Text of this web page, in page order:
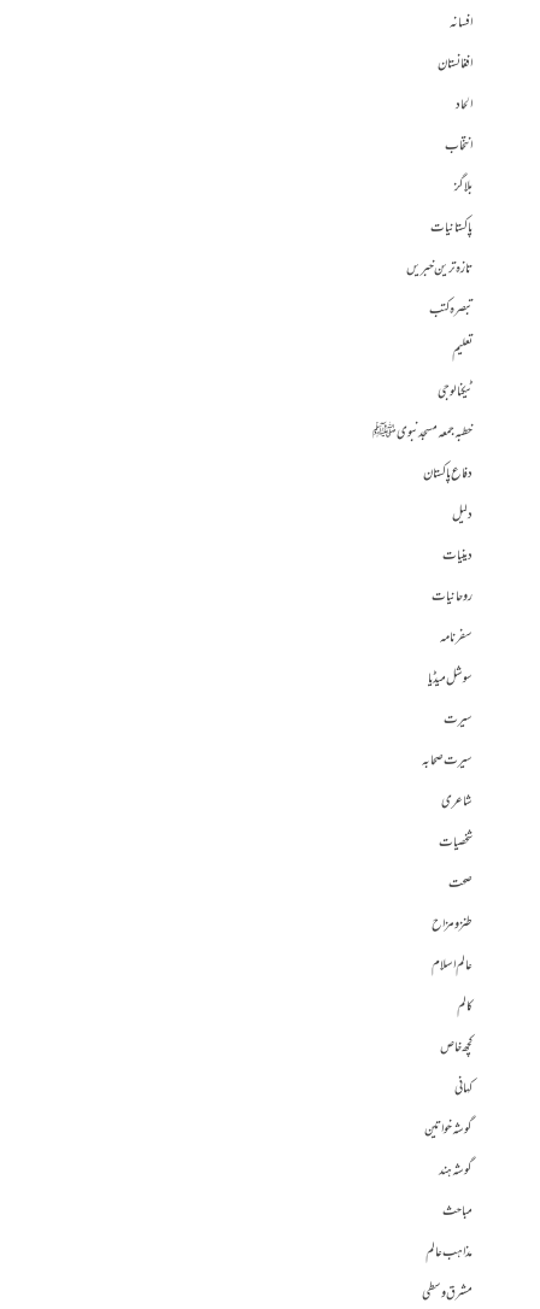
افسانہ
افغانستان
الحاد
انتخاب
بلاگز
پاکستانیات
تازہ ترین خبریں
تبصرہ کتب
تعلیم
ٹیکنالوجی
خطبہ جمعہ مسجد نبوی ﷺ
دفاع پاکستان
دلیل
دینیات
روحانیات
سفرنامہ
سوشل میڈیا
سیرت
سیرت صحابہ
شاعری
شخصیات
صحت
طنز و مزاح
عالم اسلام
کالم
کچھ خاص
کہانی
گوشہ خواتین
گوشہ ہند
مباحث
مذاہب عالم
مشرق وسطی